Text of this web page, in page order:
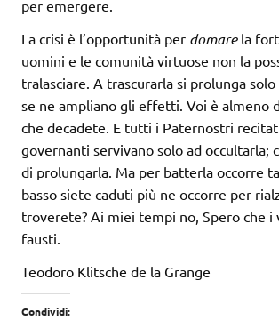
per emergere.
La crisi è l’opportunità per domarela
uomini e le comunità virtuose non la
tralasciare. A trascurarla si prolunga solo
se ne ampliano gli effetti. Voi è almeno
che decadete. E tutti i Paternostri
governanti servivano solo ad occultarla;
di prolungarla. Ma per batterla occorre
basso siete caduti più ne occorre per
troverete? Ai miei tempi no, Spero che i
fausti.
Teodoro Klitsche de la Grange
Condividi: